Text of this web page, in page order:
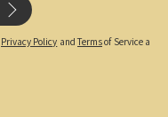
Privacy Policy andTermsof Service a